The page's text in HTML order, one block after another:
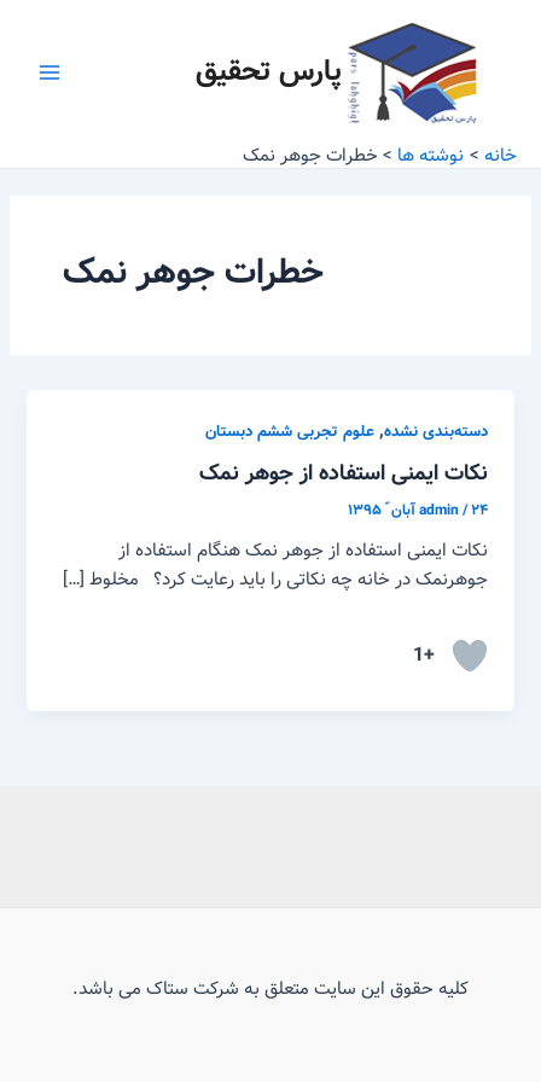
پارس تحقیق
خانه نوشته ها خطرات جوهر نمک
خطرات جوهر نمک
دسته‌بندی نشده,علوم تجربی ششم دبستان
نکات ایمنی استفاده از جوهر نمک
admin/۲۴ آبان ّ ۱۳۹۵
نکات ایمنی استفاده از جوهر نمک هنگام استفاده از
جوهرنمک در خانه چه نکاتی را باید رعایت کرد؟ مخلوط […]
+1
کلیه حقوق این سایت متعلق به شرکت ستاک می باشد.